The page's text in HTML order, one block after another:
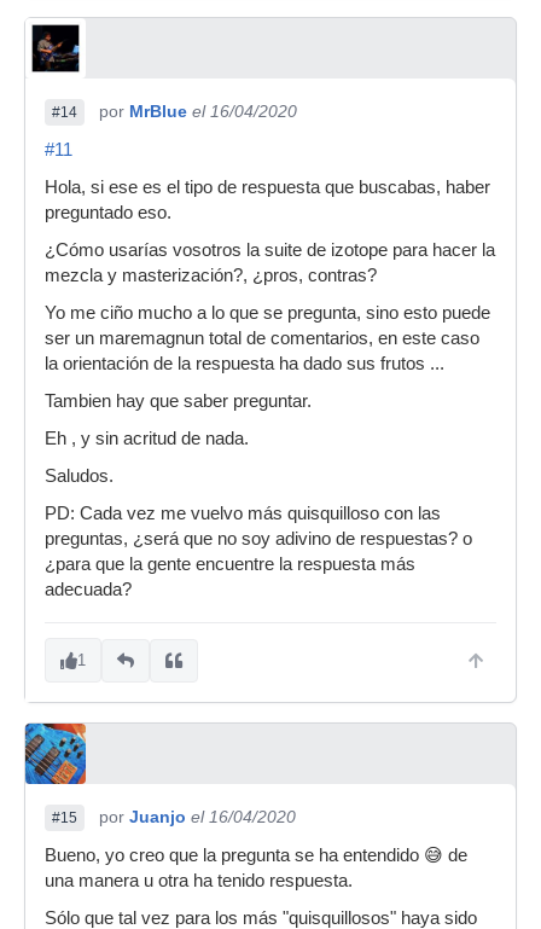
#14 por MrBlue el 16/04/2020
#11
Hola, si ese es el tipo de respuesta que buscabas, haber
preguntado eso.
¿Cómo usarías vosotros la suite de izotope para hacer la
mezcla y masterización?, ¿pros, contras?
Yo me ciño mucho a lo que se pregunta, sino esto puede
ser un maremagnun total de comentarios, en este caso
la orientación de la respuesta ha dado sus frutos ...
Tambien hay que saber preguntar.
Eh , y sin acritud de nada.
Saludos.
PD: Cada vez me vuelvo más quisquilloso con las
preguntas, ¿será que no soy adivino de respuestas? o
¿para que la gente encuentre la respuesta más
adecuada?
1
#15 por Juanjo el 16/04/2020
Bueno, yo creo que la pregunta se ha entendido 😅 de
una manera u otra ha tenido respuesta.
Sólo que tal vez para los más "quisquillosos" haya sido